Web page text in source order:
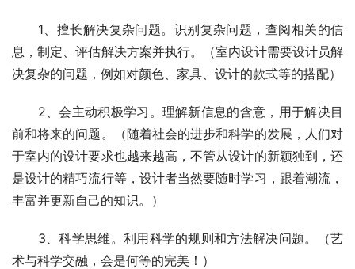
1、擅长解决复杂问题。识别复杂问题，查阅相关的信
息，制定、评估解决方案并执行。（室内设计需要设计员解
决复杂的问题，例如对颜色、家具、设计的款式等的搭配）
2、会主动积极学习。理解新信息的含意，用于解决目
前和将来的问题。（随着社会的进步和科学的发展，人们对
于室内的设计要求也越来越高，不管从设计的新颖独到，还
是设计的精巧流行等，设计者当然要随时学习，跟着潮流，
丰富并更新自己的知识。）
3、科学思维。利用科学的规则和方法解决问题。（艺
术与科学交融，会是何等的完美！）